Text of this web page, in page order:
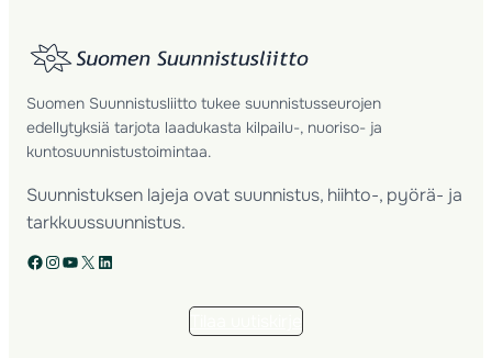
Suomen Suunnistusliitto tukee suunnistusseurojen
edellytyksiä tarjota laadukasta kilpailu-, nuoriso- ja
kuntosuunnistustoimintaa.
Suunnistuksen lajeja ovat suunnistus, hiihto-, pyörä- ja
tarkkuussuunnistus.
Facebook Instagram YouTube X LinkedIn